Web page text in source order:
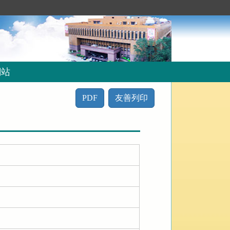
PDF 友善列印